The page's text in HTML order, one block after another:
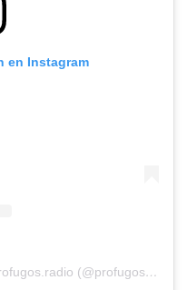
en Instagram
Una publicación compartida de profugos.radio (@profugos.radio)